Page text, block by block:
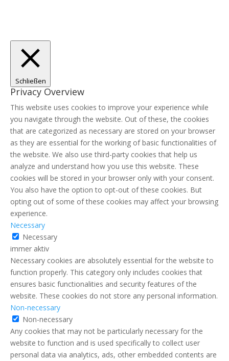
Schließen
Privacy Overview
This website uses cookies to improve your experience while
you navigate through the website. Out of these, the cookies
that are categorized as necessary are stored on your browser
as they are essential for the working of basic functionalities of
the website. We also use third-party cookies that help us
analyze and understand how you use this website. These
cookies will be stored in your browser only with your consent.
You also have the option to opt-out of these cookies. But
opting out of some of these cookies may affect your browsing
experience.
Necessary
Necessary
immer aktiv
Necessary cookies are absolutely essential for the website to
function properly. This category only includes cookies that
ensures basic functionalities and security features of the
website. These cookies do not store any personal information.
Non-necessary
Non-necessary
Any cookies that may not be particularly necessary for the
website to function and is used specifically to collect user
personal data via analytics, ads, other embedded contents are